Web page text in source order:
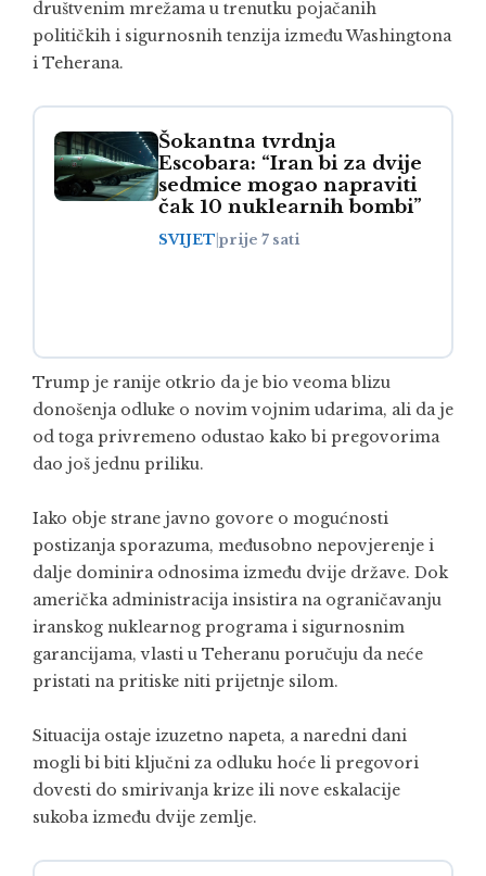
društvenim mrežama u trenutku pojačanih
političkih i sigurnosnih tenzija između Washingtona
i Teherana.
Šokantna tvrdnja
Escobara: “Iran bi za dvije
sedmice mogao napraviti
čak 10 nuklearnih bombi”
SVIJET prije 7 sati
Trump je ranije otkrio da je bio veoma blizu
donošenja odluke o novim vojnim udarima, ali da je
od toga privremeno odustao kako bi pregovorima
dao još jednu priliku.
Iako obje strane javno govore o mogućnosti
postizanja sporazuma, međusobno nepovjerenje i
dalje dominira odnosima između dvije države. Dok
američka administracija insistira na ograničavanju
iranskog nuklearnog programa i sigurnosnim
garancijama, vlasti u Teheranu poručuju da neće
pristati na pritiske niti prijetnje silom.
Situacija ostaje izuzetno napeta, a naredni dani
mogli bi biti ključni za odluku hoće li pregovori
dovesti do smirivanja krize ili nove eskalacije
sukoba između dvije zemlje.